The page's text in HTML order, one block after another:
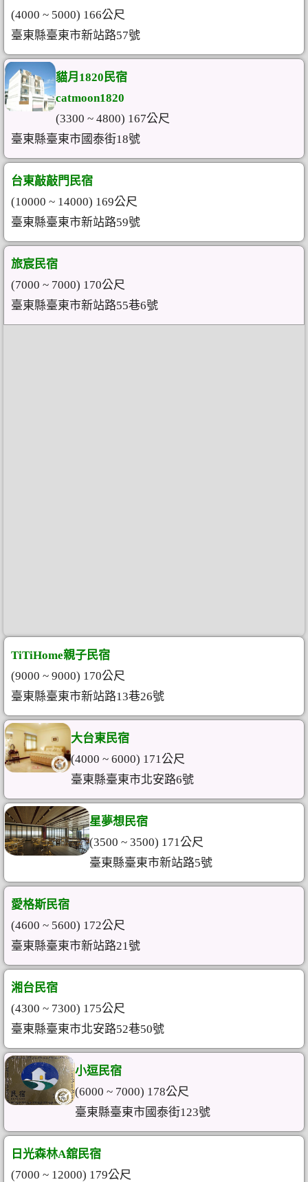
(4000 ~ 5000) 166公尺
臺東縣臺東市新站路57號
貓月1820民宿
catmoon1820
(3300 ~ 4800) 167公尺
臺東縣臺東市國泰街18號
台東敲敲門民宿
(10000 ~ 14000) 169公尺
臺東縣臺東市新站路59號
旅宸民宿
(7000 ~ 7000) 170公尺
臺東縣臺東市新站路55巷6號
TiTiHome親子民宿
(9000 ~ 9000) 170公尺
臺東縣臺東市新站路13巷26號
大台東民宿
(4000 ~ 6000) 171公尺
臺東縣臺東市北安路6號
星夢想民宿
(3500 ~ 3500) 171公尺
臺東縣臺東市新站路5號
愛格斯民宿
(4600 ~ 5600) 172公尺
臺東縣臺東市新站路21號
湘台民宿
(4300 ~ 7300) 175公尺
臺東縣臺東市北安路52巷50號
小逗民宿
(6000 ~ 7000) 178公尺
臺東縣臺東市國泰街123號
日光森林A舘民宿
(7000 ~ 12000) 179公尺